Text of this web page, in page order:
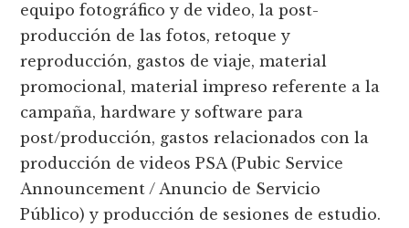
equipo fotográfico y de video, la post-
producción de las fotos, retoque y
reproducción, gastos de viaje, material
promocional, material impreso referente a la
campaña, hardware y software para
post/producción, gastos relacionados con la
producción de videos PSA (Pubic Service
Announcement / Anuncio de Servicio
Público) y producción de sesiones de estudio.